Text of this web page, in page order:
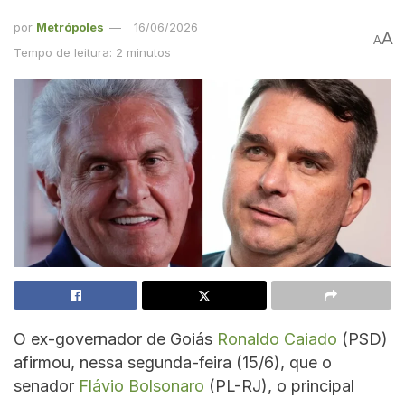
por Metrópoles
16/06/2026
Tempo de leitura: 2 minutos
AA
O ex-governador de Goiás Ronaldo Caiado (PSD)
afirmou, nessa segunda-feira (15/6), que o
senador Flávio Bolsonaro (PL-RJ), o principal